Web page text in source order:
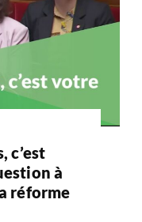
c’est
à
réforme